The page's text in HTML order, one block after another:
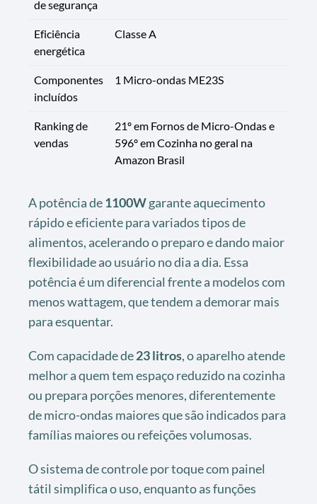
de segurança
Eficiência
energética
Classe A
Componentes
incluídos
1 Micro-ondas ME23S
Ranking de
vendas
21º em Fornos de Micro-Ondas e
596º em Cozinha no geral na
Amazon Brasil
A potência de1100Wgarante aquecimento
rápido e eficiente para variados tipos de
alimentos, acelerando o preparo e dando maior
flexibilidade ao usuário no dia a dia. Essa
potência é um diferencial frente a modelos com
menos wattagem, que tendem a demorar mais
para esquentar.
Com capacidade de23 litros, o aparelho atende
melhor a quem tem espaço reduzido na cozinha
ou prepara porções menores, diferentemente
de micro-ondas maiores que são indicados para
famílias maiores ou refeições volumosas.
O sistema de controle por toque com painel
tátil simplifica o uso, enquanto as funções